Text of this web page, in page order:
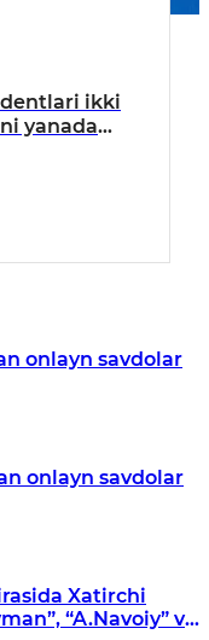
ikki
yanada
onlayn savdolar
onlayn savdolar
Xatirchi
“A.Navoiy” va